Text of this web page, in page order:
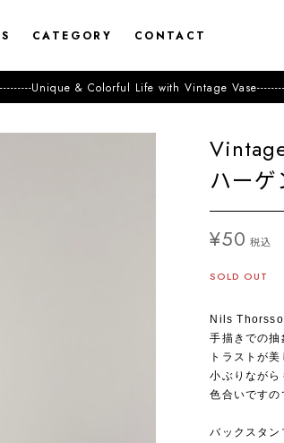
CATEGORY CONTACT
Life with Vintage
ハー
¥50 税込
SOLD OUT
Nils
手描きでの
トラストが美
小ぶりなが
色合いですの
バックスタ